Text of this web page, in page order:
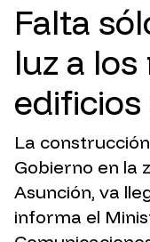
Falta
luz a
La
Gobierno en la
Asunción, va
informa el